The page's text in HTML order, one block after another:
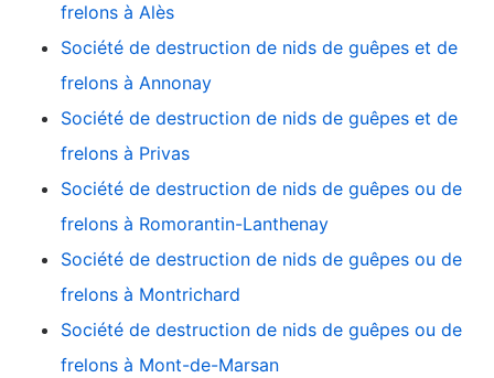
frelons à Alès
Société de destruction de nids de guêpes et de
frelons à Annonay
Société de destruction de nids de guêpes et de
frelons à Privas
Société de destruction de nids de guêpes ou de
frelons à Romorantin-Lanthenay
Société de destruction de nids de guêpes ou de
frelons à Montrichard
Société de destruction de nids de guêpes ou de
frelons à Mont-de-Marsan